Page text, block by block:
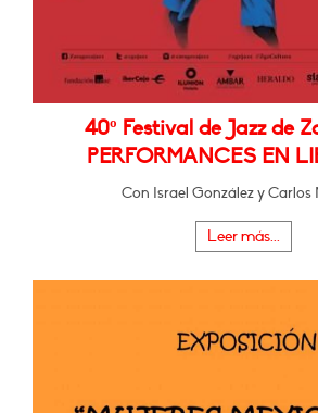
40º Festival de Jazz de
PERFORMANCES EN
Con Israel González y Carlos
Leer más...